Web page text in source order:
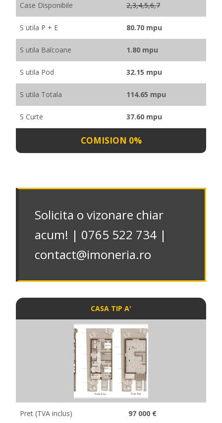
Case Disponibile 2,3,4,5,6,7
S utila P + E 80.70 mpu
S utila Balcoane 1.80 mpu
S utila Pod 32.15 mpu
S utila Totala 114.65 mpu
S Curte 37.60 mpu
COMISION 0%
Solicita o vizonare chiar
acum! | 0765 522 734 |
contact@imoneria.ro
CASA TIP A'
Pret (TVA inclus) 97 000 €